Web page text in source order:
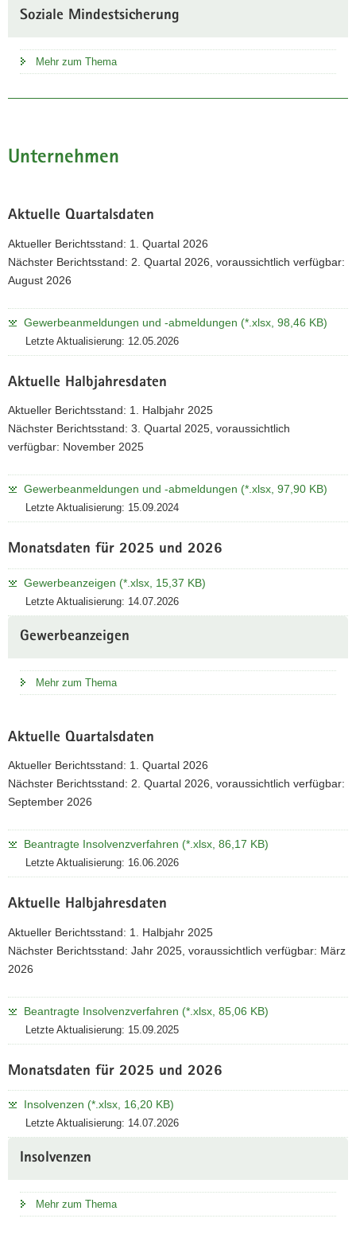
Soziale Mindestsicherung
Mehr zum Thema
Unternehmen
Aktuelle Quartalsdaten
Aktueller Berichtsstand: 1. Quartal 2026
Nächster Berichtsstand: 2. Quartal 2026, voraussichtlich verfügbar:
August 2026
Gewerbeanmeldungen und -abmeldungen (*.xlsx, 98,46 KB)
Letzte Aktualisierung: 12.05.2026
Aktuelle Halbjahresdaten
Aktueller Berichtsstand: 1. Halbjahr 2025
Nächster Berichtsstand: 3. Quartal 2025, voraussichtlich
verfügbar: November 2025
Gewerbeanmeldungen und -abmeldungen (*.xlsx, 97,90 KB)
Letzte Aktualisierung: 15.09.2024
Monatsdaten für 2025 und 2026
Gewerbeanzeigen (*.xlsx, 15,37 KB)
Letzte Aktualisierung: 14.07.2026
Gewerbeanzeigen
Mehr zum Thema
Aktuelle Quartalsdaten
Aktueller Berichtsstand: 1. Quartal 2026
Nächster Berichtsstand: 2. Quartal 2026, voraussichtlich verfügbar:
September 2026
Beantragte Insolvenzverfahren (*.xlsx, 86,17 KB)
Letzte Aktualisierung: 16.06.2026
Aktuelle Halbjahresdaten
Aktueller Berichtsstand: 1. Halbjahr 2025
Nächster Berichtsstand: Jahr 2025, voraussichtlich verfügbar: März
2026
Beantragte Insolvenzverfahren (*.xlsx, 85,06 KB)
Letzte Aktualisierung: 15.09.2025
Monatsdaten für 2025 und 2026
Insolvenzen (*.xlsx, 16,20 KB)
Letzte Aktualisierung: 14.07.2026
Insolvenzen
Mehr zum Thema